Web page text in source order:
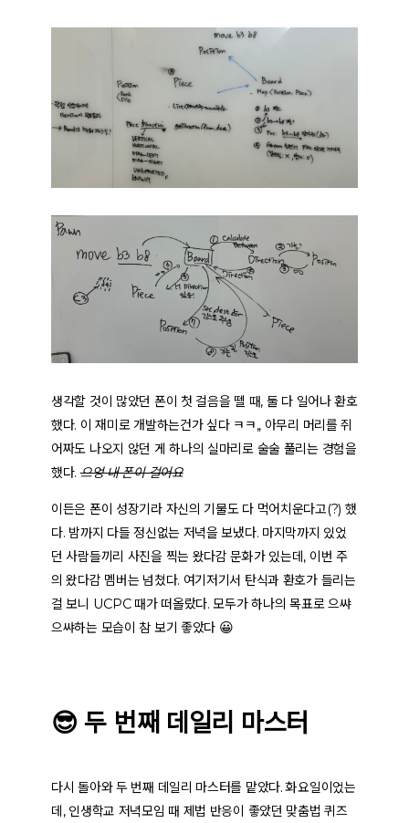
생각할 것이 많았던 폰이 첫 걸음을 뗄 때, 둘 다 일어나 환호
했다. 이 재미로 개발하는건가 싶다 ㅋㅋ,, 아무리 머리를 쥐
어짜도 나오지 않던 게 하나의 실마리로 술술 풀리는 경험을
했다.으엉 내 폰이 걸어요
이든은 폰이 성장기라 자신의 기물도 다 먹어치운다고(?) 했
다. 밤까지 다들 정신없는 저녁을 보냈다. 마지막까지 있었
던 사람들끼리 사진을 찍는 왔다감 문화가 있는데, 이번 주
의 왔다감 멤버는 넘쳤다. 여기저기서 탄식과 환호가 들리는
걸 보니 UCPC 때가 떠올랐다. 모두가 하나의 목표로 으쌰
으쌰하는 모습이 참 보기 좋았다 😀
😎 두 번째 데일리 마스터
다시 돌아와 두 번째 데일리 마스터를 맡았다. 화요일이었는
데, 인생학교 저녁모임 때 제법 반응이 좋았던 맞춤법 퀴즈